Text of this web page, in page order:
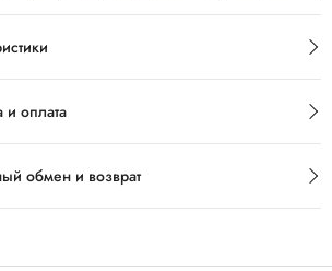
и оплата
обмен и возврат